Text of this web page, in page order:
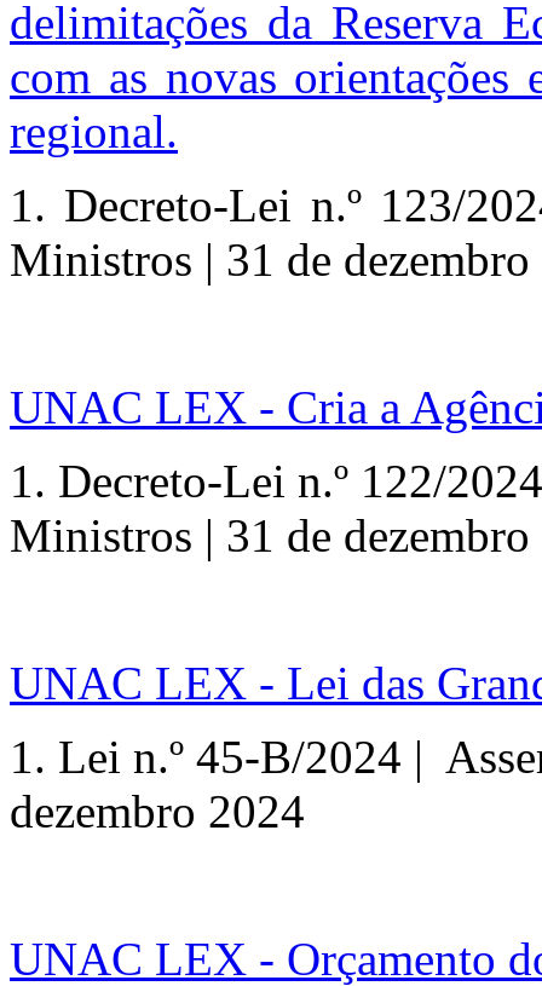
delimitações da Reserva
com as novas orientações
regional.
1. Decreto-Lei n.º 123/
Ministros | 31 de
UNAC LEX - Cria a
1. Decreto-Lei n.º 122/
Ministros | 31 de
UNAC LEX - Lei das
1. Lei n.º 45-B/2024 |
dezembro 2024
UNAC LEX - Orçamento